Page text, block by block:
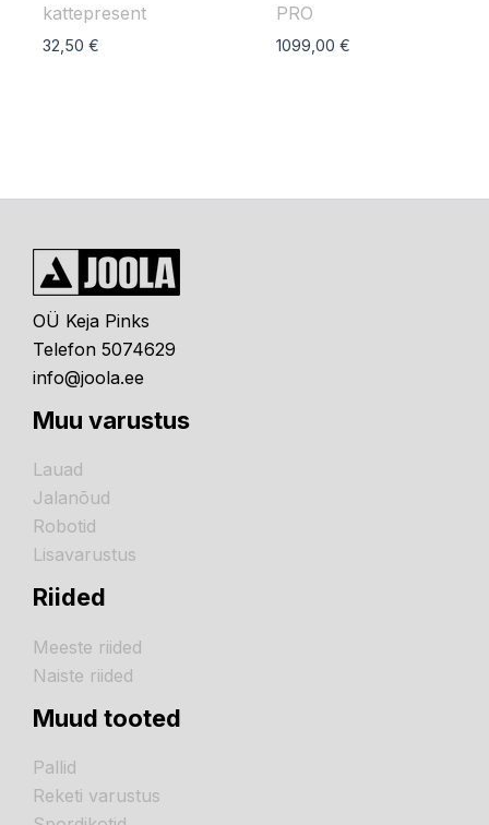
kattepresent
32,50€
PRO
1099,00€
OÜ Keja Pinks
Telefon 5074629
info@joola.ee
Muu varustus
Lauad
Jalanõud
Robotid
Lisavarustus
Riided
Meeste riided
Naiste riided
Muud tooted
Pallid
Reketi varustus